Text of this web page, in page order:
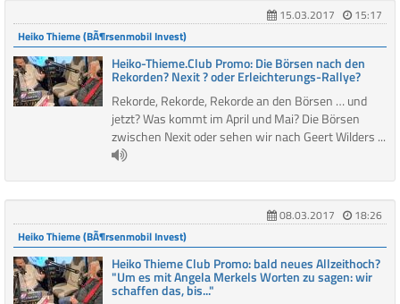
15.03.2017
15:17
Heiko Thieme (BÃ¶rsenmobil Invest)
Heiko-Thieme.Club Promo: Die Börsen nach den
Rekorden? Nexit ? oder Erleichterungs-Rallye?
Rekorde, Rekorde, Rekorde an den Börsen … und
jetzt? Was kommt im April und Mai? Die Börsen
zwischen Nexit oder sehen wir nach Geert Wilders ...
08.03.2017
18:26
Heiko Thieme (BÃ¶rsenmobil Invest)
Heiko Thieme Club Promo: bald neues Allzeithoch?
"Um es mit Angela Merkels Worten zu sagen: wir
schaffen das, bis..."